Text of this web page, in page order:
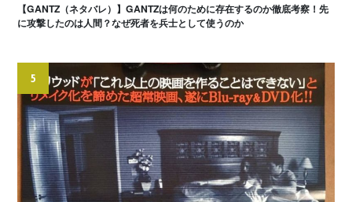
【GANTZ（ネタバレ）】GANTZは何のために存在するのか徹底考察！先
に攻撃したのは人間？なぜ死者を兵士として使うのか
5